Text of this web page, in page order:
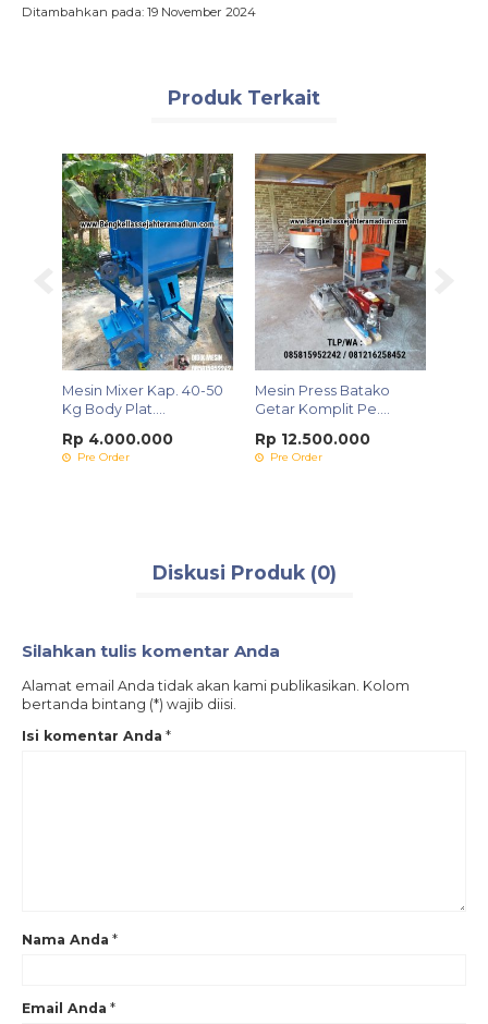
Ditambahkan pada: 19 November 2024
Produk Terkait
Mesin Mixer Kap. 40-50
Kg Body Plat....
Rp 4.000.000
Pre Order
Mesin Press Batako
Getar Komplit Pe....
Rp 12.500.000
Pre Order
Diskusi Produk (0)
Silahkan tulis komentar Anda
Alamat email Anda tidak akan kami publikasikan. Kolom
bertanda bintang (*) wajib diisi.
Isi komentar Anda *
Nama Anda *
Email Anda *